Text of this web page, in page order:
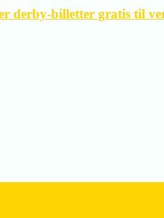
derby-billetter gratis til